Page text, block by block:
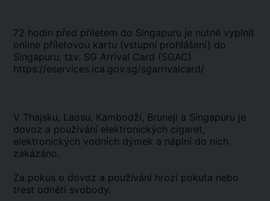
72 hodin před příletem do Singapuru je nutné vyplnit
online příletovou kartu (vstupní prohlášení) do
Singapuru, tzv. SG Arrival Card (SGAC)
https://eservices.ica.gov.sg/sgarrivalcard/
V Thajsku, Laosu, Kambodži, Bruneji a Singapuru je
dovoz a používání elektronických cigaret,
elektronických vodních dýmek a náplní do nich
zakázáno.
Za pokus o dovoz a používání hrozí pokuta nebo
trest odnětí svobody.